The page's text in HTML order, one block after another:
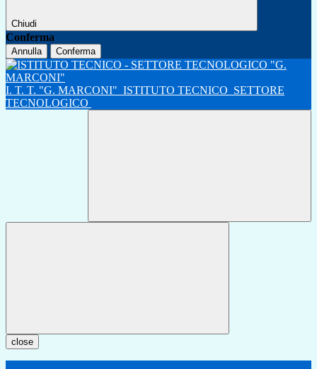
Chiudi
Conferma
Annulla Conferma
I. T. T. "G. MARCONI" ISTITUTO TECNICO SETTORE
TECNOLOGICO
close